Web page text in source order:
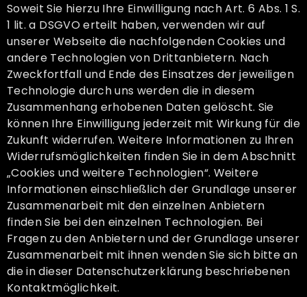
Soweit Sie hierzu Ihre Einwilligung nach Art. 6 Abs. 1 S.
1 lit. a DSGVO erteilt haben, verwenden wir auf
unserer Webseite die nachfolgenden Cookies und
andere Technologien von Drittanbietern. Nach
Zweckfortfall und Ende des Einsatzes der jeweiligen
Technologie durch uns werden die in diesem
Zusammenhang erhobenen Daten gelöscht. Sie
können Ihre Einwilligung jederzeit mit Wirkung für die
Zukunft widerrufen. Weitere Informationen zu Ihren
Widerrufsmöglichkeiten finden Sie in dem Abschnitt
„Cookies und weitere Technologien“. Weitere
Informationen einschließlich der Grundlage unserer
Zusammenarbeit mit den einzelnen Anbietern
finden Sie bei den einzelnen Technologien. Bei
Fragen zu den Anbietern und der Grundlage unserer
Zusammenarbeit mit ihnen wenden Sie sich bitte an
die in dieser Datenschutzerklärung beschriebenen
Kontaktmöglichkeit.